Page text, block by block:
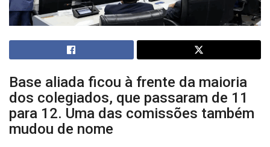
Base aliada ficou à frente da maioria
dos colegiados, que passaram de 11
para 12. Uma das comissões também
mudou de nome